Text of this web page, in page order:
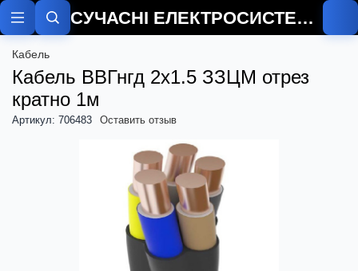
СУЧАСНІ ЕЛЕКТРОСИСТЕМИ
Кабель
Кабель ВВГнгд 2х1.5 ЗЗЦМ отрез
кратно 1м
Артикул: 706483 Оставить отзыв